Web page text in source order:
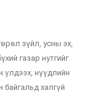
зүйл, усны эх,
газар нутгийг
үлдээх, нүүдлийн
халгүй